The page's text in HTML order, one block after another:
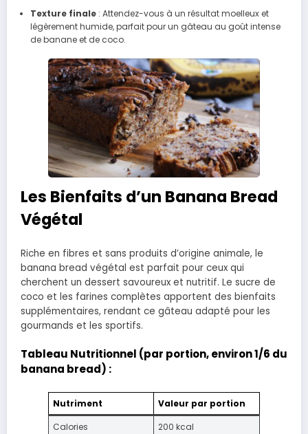
Texture finale: Attendez-vous à un résultat moelleux et
légèrement humide, parfait pour un gâteau au goût intense
de banane et de coco.
Les Bienfaits d’un Banana Bread
Végétal
Riche en fibres et sans produits d’origine animale, le
banana bread végétal est parfait pour ceux qui
cherchent un dessert savoureux et nutritif. Le sucre de
coco et les farines complètes apportent des bienfaits
supplémentaires, rendant ce gâteau adapté pour les
gourmands et les sportifs.
Tableau Nutritionnel (par portion, environ 1/6 du
banana bread) :
Nutriment
Valeur par portion
Calories
200 kcal